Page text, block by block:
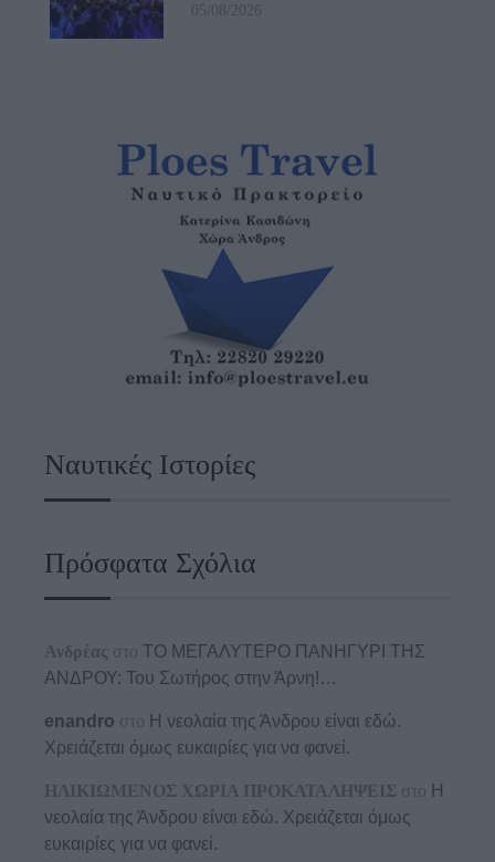
05/08/2026
Ναυτικές Ιστορίες
Πρόσφατα Σχόλια
Ανδρέας στο ΤΟ ΜΕΓΑΛΥΤΕΡΟ ΠΑΝΗΓΥΡΙ ΤΗΣ
ΑΝΔΡΟΥ: Του Σωτήρος στην Άρνη!…
enandro στο Η νεολαία της Άνδρου είναι εδώ.
Χρειάζεται όμως ευκαιρίες για να φανεί.
ΗΛΙΚΙΩΜΕΝΟΣ ΧΩΡΙΑ ΠΡΟΚΑΤΑΛΗΨΕΙΣ στο Η
νεολαία της Άνδρου είναι εδώ. Χρειάζεται όμως
ευκαιρίες για να φανεί.